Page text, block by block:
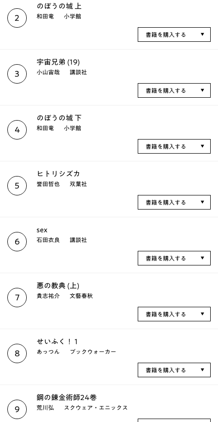
2
のぼうの城 上
和田竜 小学館
書籍を購入する
3
宇宙兄弟 (19)
小山宙哉 講談社
書籍を購入する
4
のぼうの城 下
和田竜 小学館
書籍を購入する
5
ヒトリシズカ
誉田哲也 双葉社
書籍を購入する
6
sex
石田衣良 講談社
書籍を購入する
7
悪の教典 (上)
貴志祐介 文藝春秋
書籍を購入する
8
せいふく！ 1
あっつん ブックウォーカー
書籍を購入する
9
鋼の錬金術師24巻
荒川弘 スクウェア・エニックス